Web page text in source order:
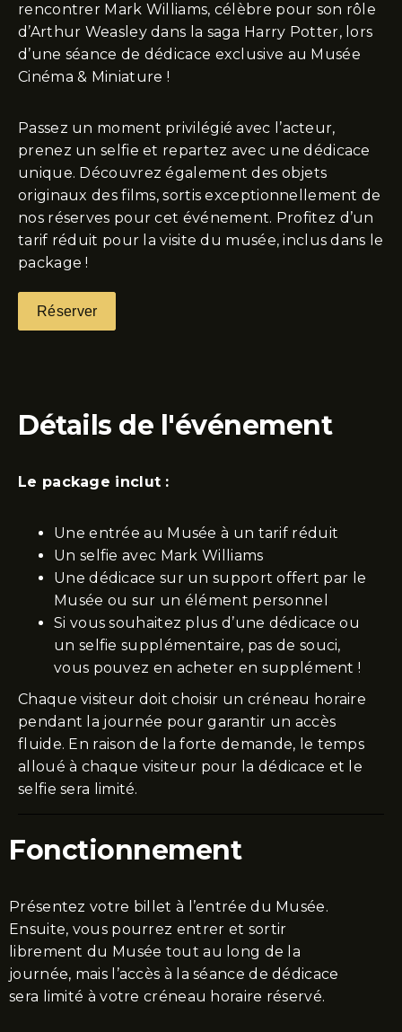
rencontrer Mark Williams, célèbre pour son rôle
d’Arthur Weasley dans la saga Harry Potter, lors
d’une séance de dédicace exclusive au Musée
Cinéma & Miniature !
Passez un moment privilégié avec l’acteur,
prenez un selfie et repartez avec une dédicace
unique. Découvrez également des objets
originaux des films, sortis exceptionnellement de
nos réserves pour cet événement. Profitez d’un
tarif réduit pour la visite du musée, inclus dans le
package !
Réserver
Détails de l'événement
Le package inclut :
Une entrée au Musée à un tarif réduit
Un selfie avec Mark Williams
Une dédicace sur un support offert par le
Musée ou sur un élément personnel
Si vous souhaitez plus d’une dédicace ou
un selfie supplémentaire, pas de souci,
vous pouvez en acheter en supplément !
Chaque visiteur doit choisir un créneau horaire
pendant la journée pour garantir un accès
fluide. En raison de la forte demande, le temps
alloué à chaque visiteur pour la dédicace et le
selfie sera limité.
Fonctionnement
Présentez votre billet à l’entrée du Musée.
Ensuite, vous pourrez entrer et sortir
librement du Musée tout au long de la
journée, mais l’accès à la séance de dédicace
sera limité à votre créneau horaire réservé.